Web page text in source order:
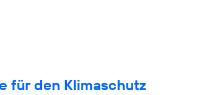
für den Klimaschutz